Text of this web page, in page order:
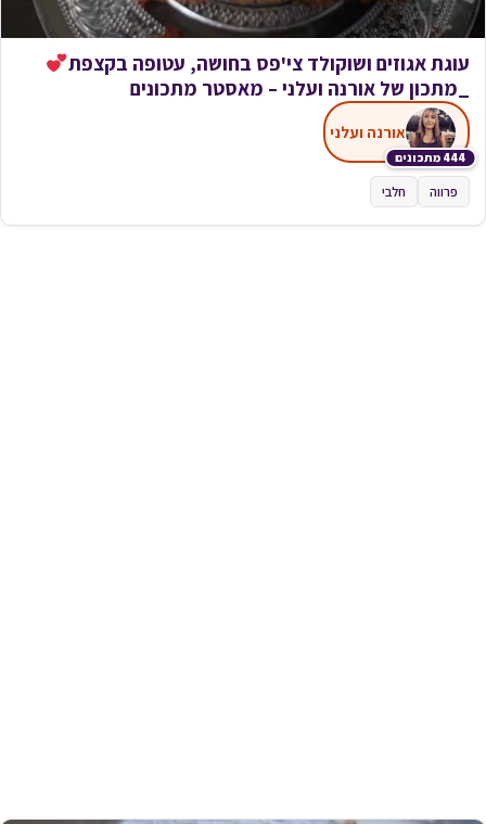
עוגת אגוזים ושוקולד צי'פס בחושה, עטופה בקצפת
_מתכון של אורנה ועלני – מאסטר מתכונים
444 מתכונים
אורנה ועלני
פרווה חלבי